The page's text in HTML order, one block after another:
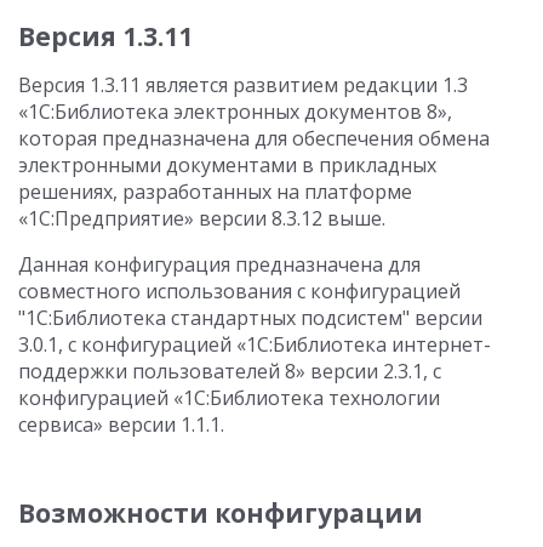
Версия 1.3.11
Версия 1.3.11 является развитием редакции 1.3
«1С:Библиотека электронных документов 8»,
которая предназначена для обеспечения обмена
электронными документами в прикладных
решениях, разработанных на платформе
«1С:Предприятие» версии 8.3.12 выше.
Данная конфигурация предназначена для
совместного использования с конфигурацией
"1С:Библиотека стандартных подсистем" версии
3.0.1, с конфигурацией «1С:Библиотека интернет-
поддержки пользователей 8» версии 2.3.1, с
конфигурацией «1С:Библиотека технологии
сервиса» версии 1.1.1.
Возможности конфигурации